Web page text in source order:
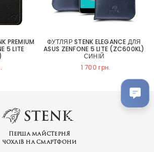
PREMIUM
5 LITE
ФУТЛЯР STENK ELEGANCE ДЛЯ
ASUS ZENFONE 5 LITE (ZC600KL)
СИНІЙ
1 700 грн.
Перша майстерня
чохлів на смартфони